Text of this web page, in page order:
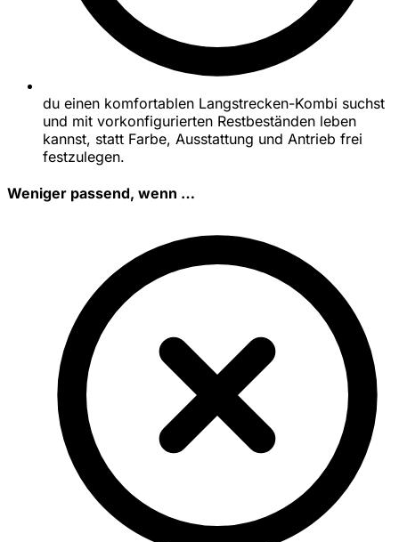
du einen komfortablen Langstrecken-Kombi suchst
und mit vorkonfigurierten Restbeständen leben
kannst, statt Farbe, Ausstattung und Antrieb frei
festzulegen.
Weniger passend, wenn …